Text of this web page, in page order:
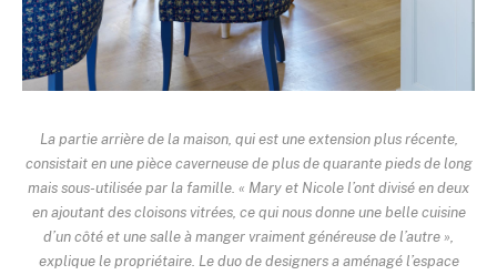
La partie arrière de la maison, qui est une extension plus récente,
consistait en une pièce caverneuse de plus de quarante pieds de long
mais sous-utilisée par la famille. « Mary et Nicole l’ont divisé en deux
en ajoutant des cloisons vitrées, ce qui nous donne une belle cuisine
d’un côté et une salle à manger vraiment généreuse de l’autre »,
explique le propriétaire. Le duo de designers a aménagé l’espace